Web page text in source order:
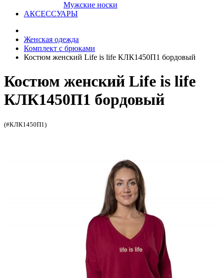
Мужские носки
АКСЕССУАРЫ
Женская одежда
Комплект с брюками
Костюм женский Life is life КЛК1450П1 бордовый
Костюм женский Life is life
КЛК1450П1 бордовый
(#КЛК1450П1)